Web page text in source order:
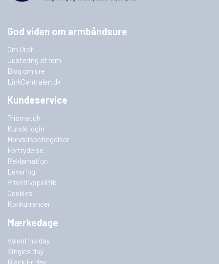
God viden om armbåndsure
Om Uret
Justering af rem
Blog om ure
LinkCentralen.dk
Kundeservice
Prismatch
Kunde login
Handelsbetingelser
Fortrydelse
Reklamation
Levering
Privatlivspolitik
Cookies
Konkurrencer
Mærkedage
Valentins day
Singles day
Black Friday